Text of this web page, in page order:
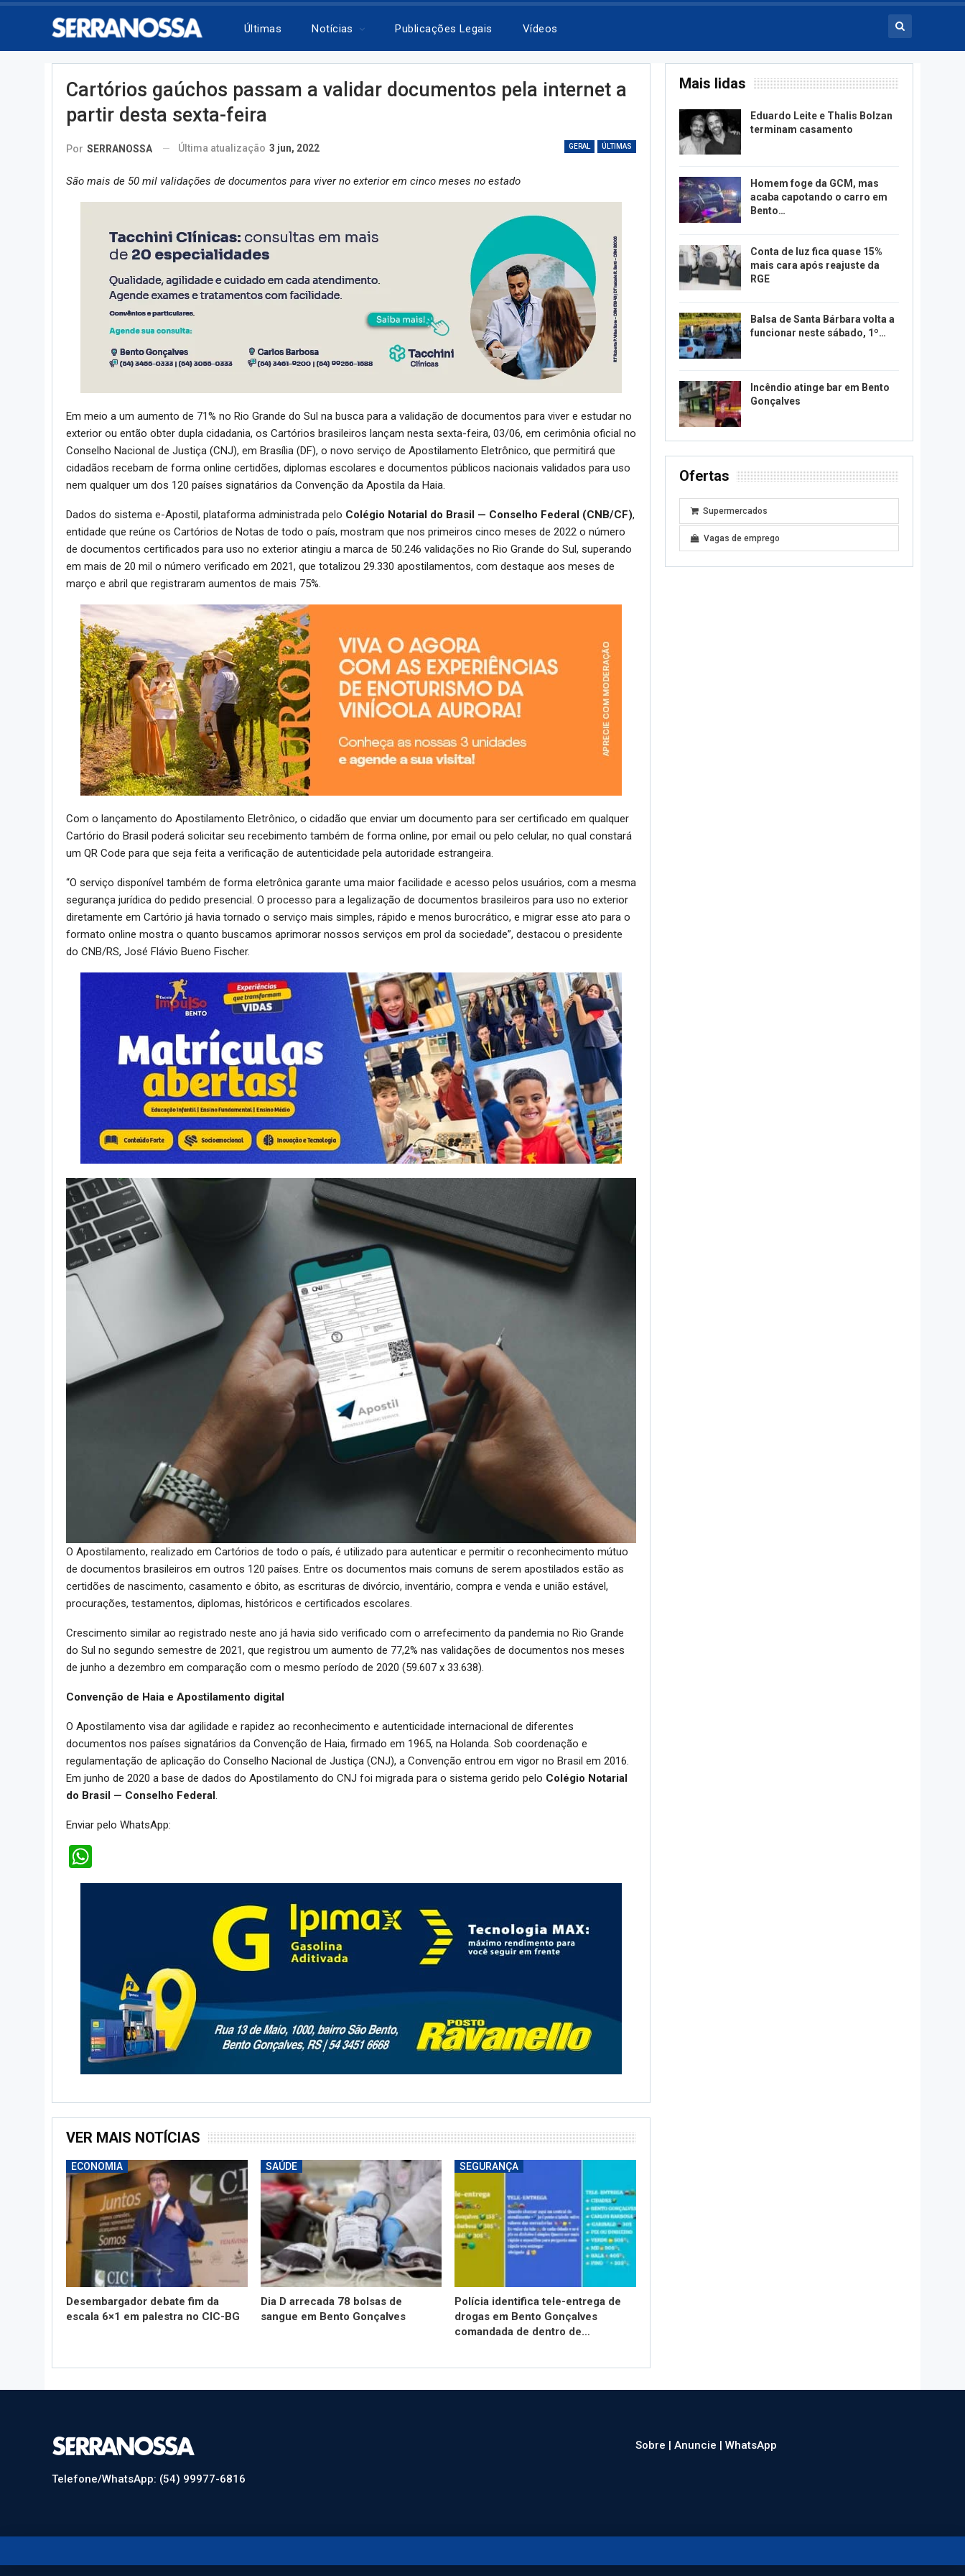
Últimas Notícias Publicações Legais Vídeos
Cartórios gaúchos passam a validar documentos pela internet a
partir desta sexta-feira
GERAL ÚLTIMAS
Por SERRANOSSA Última atualização 3 jun, 2022
São mais de 50 mil validações de documentos para viver no exterior em cinco meses no estado
Em meio a um aumento de 71% no Rio Grande do Sul na busca para a validação de documentos para viver e estudar no
exterior ou então obter dupla cidadania, os Cartórios brasileiros lançam nesta sexta-feira, 03/06, em cerimônia oficial no
Conselho Nacional de Justiça (CNJ), em Brasília (DF), o novo serviço de Apostilamento Eletrônico, que permitirá que
cidadãos recebam de forma online certidões, diplomas escolares e documentos públicos nacionais validados para uso
nem qualquer um dos 120 países signatários da Convenção da Apostila da Haia.
Dados do sistema e-Apostil, plataforma administrada pelo Colégio Notarial do Brasil — Conselho Federal (CNB/CF),
entidade que reúne os Cartórios de Notas de todo o país, mostram que nos primeiros cinco meses de 2022 o número
de documentos certificados para uso no exterior atingiu a marca de 50.246 validações no Rio Grande do Sul, superando
em mais de 20 mil o número verificado em 2021, que totalizou 29.330 apostilamentos, com destaque aos meses de
março e abril que registraram aumentos de mais 75%.
Com o lançamento do Apostilamento Eletrônico, o cidadão que enviar um documento para ser certificado em qualquer
Cartório do Brasil poderá solicitar seu recebimento também de forma online, por email ou pelo celular, no qual constará
um QR Code para que seja feita a verificação de autenticidade pela autoridade estrangeira.
“O serviço disponível também de forma eletrônica garante uma maior facilidade e acesso pelos usuários, com a mesma
segurança jurídica do pedido presencial. O processo para a legalização de documentos brasileiros para uso no exterior
diretamente em Cartório já havia tornado o serviço mais simples, rápido e menos burocrático, e migrar esse ato para o
formato online mostra o quanto buscamos aprimorar nossos serviços em prol da sociedade”, destacou o presidente
do CNB/RS, José Flávio Bueno Fischer.
O Apostilamento, realizado em Cartórios de todo o país, é utilizado para autenticar e permitir o reconhecimento mútuo
de documentos brasileiros em outros 120 países. Entre os documentos mais comuns de serem apostilados estão as
certidões de nascimento, casamento e óbito, as escrituras de divórcio, inventário, compra e venda e união estável,
procurações, testamentos, diplomas, históricos e certificados escolares.
Crescimento similar ao registrado neste ano já havia sido verificado com o arrefecimento da pandemia no Rio Grande
do Sul no segundo semestre de 2021, que registrou um aumento de 77,2% nas validações de documentos nos meses
de junho a dezembro em comparação com o mesmo período de 2020 (59.607 x 33.638).
Convenção de Haia e Apostilamento digital
O Apostilamento visa dar agilidade e rapidez ao reconhecimento e autenticidade internacional de diferentes
documentos nos países signatários da Convenção de Haia, firmado em 1965, na Holanda. Sob coordenação e
regulamentação de aplicação do Conselho Nacional de Justiça (CNJ), a Convenção entrou em vigor no Brasil em 2016.
Em junho de 2020 a base de dados do Apostilamento do CNJ foi migrada para o sistema gerido pelo Colégio Notarial
do Brasil — Conselho Federal.
Enviar pelo WhatsApp:
VER MAIS NOTÍCIAS
ECONOMIA
Desembargador debate fim da
escala 6×1 em palestra no CIC-BG
SAÚDE
Dia D arrecada 78 bolsas de
sangue em Bento Gonçalves
SEGURANÇA
Polícia identifica tele-entrega de
drogas em Bento Gonçalves
comandada de dentro de…
Mais lidas
Eduardo Leite e Thalis Bolzan
terminam casamento
Homem foge da GCM, mas
acaba capotando o carro em
Bento…
Conta de luz fica quase 15%
mais cara após reajuste da
RGE
Balsa de Santa Bárbara volta a
funcionar neste sábado, 1º…
Incêndio atinge bar em Bento
Gonçalves
Ofertas
Supermercados
Vagas de emprego
Telefone/WhatsApp: (54) 99977-6816
Sobre |Anuncie |WhatsApp